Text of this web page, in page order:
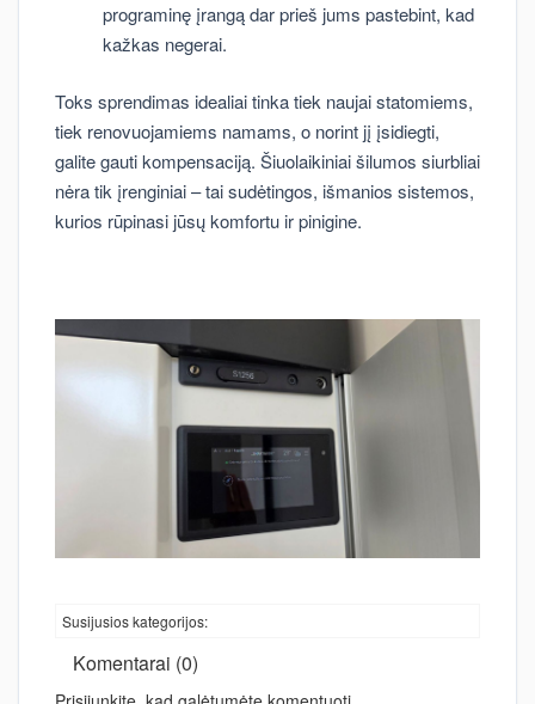
programinę įrangą dar prieš jums pastebint, kad
kažkas negerai.
Toks sprendimas idealiai tinka tiek naujai statomiems,
tiek renovuojamiems namams, o norint jį įsidiegti,
galite gauti kompensaciją. Šiuolaikiniai šilumos siurbliai
nėra tik įrenginiai – tai sudėtingos, išmanios sistemos,
kurios rūpinasi jūsų komfortu ir pinigine.
Susijusios kategorijos:
Komentarai (0)